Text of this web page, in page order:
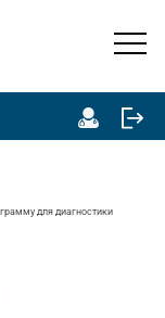
для диагностики